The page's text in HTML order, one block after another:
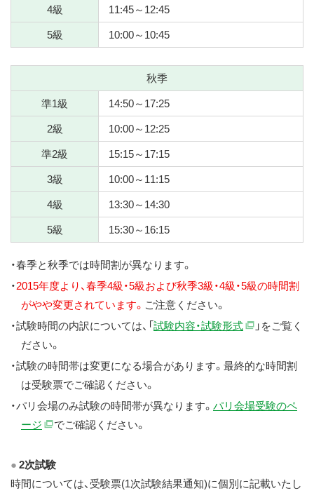
4級
11:45～12:45
5級
10:00～10:45
秋季
準1級
14:50～17:25
2級
10:00～12:25
準2級
15:15～17:15
3級
10:00～11:15
4級
13:30～14:30
5級
15:30～16:15
・春季と秋季では時間割が異なります。
・2015年度より、春季4級・5級および秋季3級・4級・5級の時間割
がやや変更されています。 ご注意ください。
・試験時間の内訳については、「試験内容・試験形式
」をご覧く
ださい。
・試験の時間帯は変更になる場合があります。最終的な時間割
は受験票でご確認ください。
・パリ会場のみ試験の時間帯が異なります。 パリ会場受験のペ
ージ
でご確認ください。
2次試験
時間については、受験票(1次試験結果通知)に個別に記載いたし